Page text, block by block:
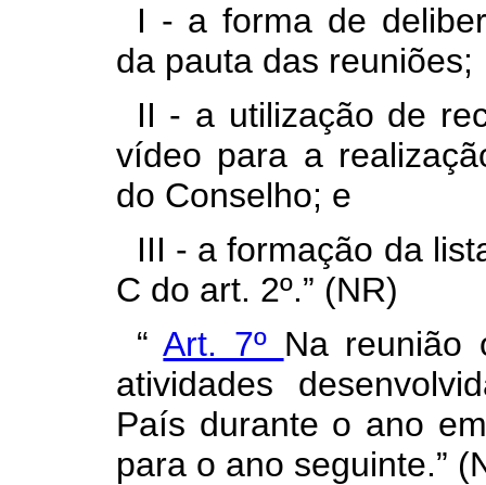
I - a forma de
da pauta das reuniões;
II - a utilização de
vídeo para a
do Conselho; e
III - a formação da
C do art. 2º.” (NR)
“Art. 7º Na reunião
atividades
País durante o ano
para o ano seguinte.”